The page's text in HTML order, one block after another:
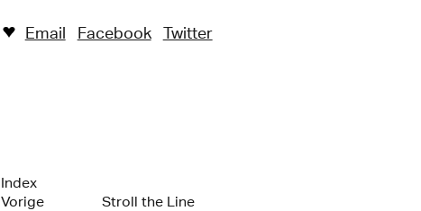
♥︎ Email Facebook Twitter
Index
Vorige
Stroll the Line